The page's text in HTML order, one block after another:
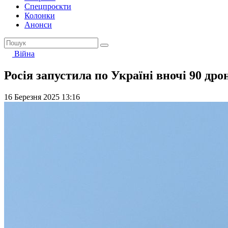
Спецпроєкти
Колонки
Анонси
Війна
Росія запустила по Україні вночі 90
16 Березня 2025 13:16